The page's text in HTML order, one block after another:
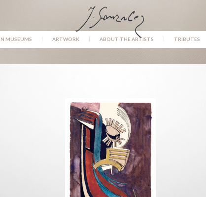
IN MUSEUMS ARTWORK ABOUT THE ARTISTS TRIBUTES